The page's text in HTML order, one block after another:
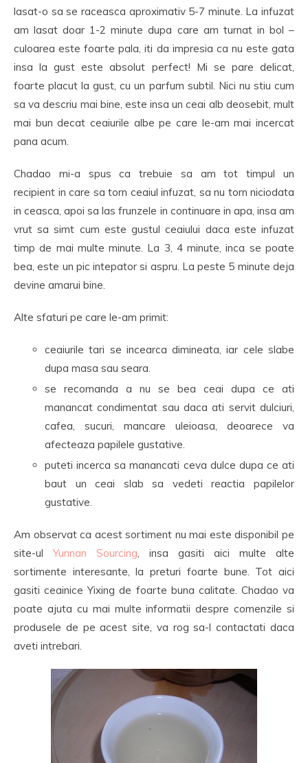
lasat-o sa se raceasca aproximativ 5-7 minute. La infuzat
am lasat doar 1-2 minute dupa care am turnat in bol –
culoarea este foarte pala, iti da impresia ca nu este gata
insa la gust este absolut perfect! Mi se pare delicat,
foarte placut la gust, cu un parfum subtil. Nici nu stiu cum
sa va descriu mai bine, este insa un ceai alb deosebit, mult
mai bun decat ceaiurile albe pe care le-am mai incercat
pana acum.
Chadao mi-a spus ca trebuie sa am tot timpul un
recipient in care sa torn ceaiul infuzat, sa nu torn niciodata
in ceasca, apoi sa las frunzele in continuare in apa, insa am
vrut sa simt cum este gustul ceaiului daca este infuzat
timp de mai multe minute. La 3, 4 minute, inca se poate
bea, este un pic intepator si aspru. La peste 5 minute deja
devine amarui bine.
Alte sfaturi pe care le-am primit:
ceaiurile tari se incearca dimineata, iar cele slabe
dupa masa sau seara.
se recomanda a nu se bea ceai dupa ce ati
manancat condimentat sau daca ati servit dulciuri,
cafea, sucuri, mancare uleioasa, deoarece va
afecteaza papilele gustative.
puteti incerca sa manancati ceva dulce dupa ce ati
baut un ceai slab sa vedeti reactia papilelor
gustative.
Am observat ca acest sortiment nu mai este disponibil pe
site-ul Yunnan Sourcing, insa gasiti aici multe alte
sortimente interesante, la preturi foarte bune. Tot aici
gasiti ceainice Yixing de foarte buna calitate. Chadao va
poate ajuta cu mai multe informatii despre comenzile si
produsele de pe acest site, va rog sa-l contactati daca
aveti intrebari.